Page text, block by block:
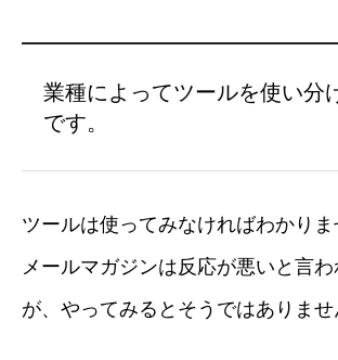
業種によってツールを使い分
です。
ツールは使ってみなければわかり
メールマガジンは反応が悪いと言
が、やってみるとそうではありませ